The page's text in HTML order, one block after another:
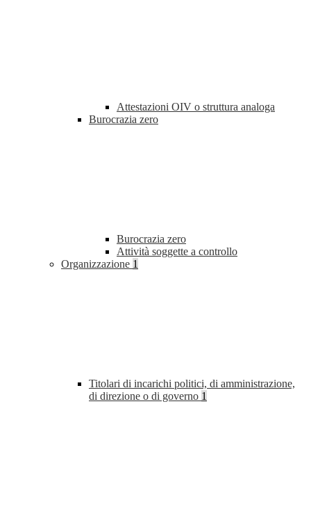
Attestazioni OIV o struttura analoga
Burocrazia zero
Burocrazia zero
Attività soggette a controllo
Organizzazione 1
Titolari di incarichi politici, di amministrazione,
di direzione o di governo 1